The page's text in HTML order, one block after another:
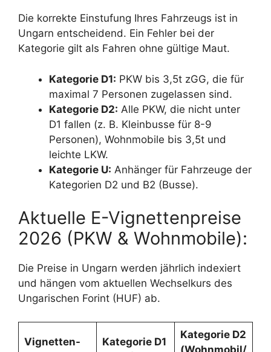
Die korrekte Einstufung Ihres Fahrzeugs ist in
Ungarn entscheidend. Ein Fehler bei der
Kategorie gilt als Fahren ohne gültige Maut.
Kategorie D1: PKW bis 3,5t zGG, die für
maximal 7 Personen zugelassen sind.
Kategorie D2: Alle PKW, die nicht unter
D1 fallen (z. B. Kleinbusse für 8-9
Personen), Wohnmobile bis 3,5t und
leichte LKW.
Kategorie U: Anhänger für Fahrzeuge der
Kategorien D2 und B2 (Busse).
Aktuelle E-Vignettenpreise
2026 (PKW & Wohnmobile):
Die Preise in Ungarn werden jährlich indexiert
und hängen vom aktuellen Wechselkurs des
Ungarischen Forint (HUF) ab.
Vignetten-
Kategorie D1
Kategorie D2
(Wohnmobil/